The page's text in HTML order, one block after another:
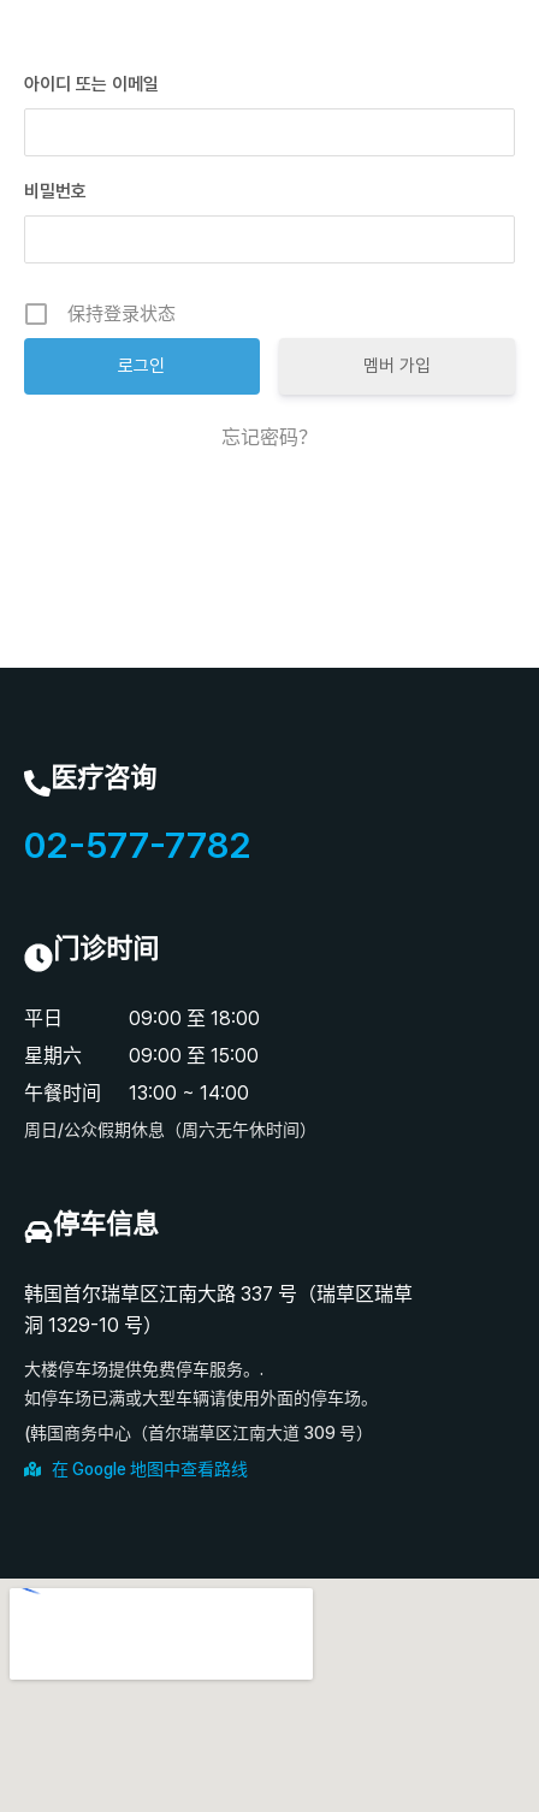
아이디 또는 이메일
비밀번호
保持登录状态
멤버 가입
忘记密码？
医疗咨询
02-577-7782
门诊时间
平日
星期六
午餐时间
09:00 至 18:00
09:00 至 15:00
13:00 ~ 14:00
周日/公众假期休息（周六无午休时间）
停车信息
韩国首尔瑞草区江南大路 337 号（瑞草区瑞草
洞 1329-10 号）
大楼停车场提供免费停车服务。.
如停车场已满或大型车辆请使用外面的停车场。
(韩国商务中心（首尔瑞草区江南大道 309 号）
在 Google 地图中查看路线